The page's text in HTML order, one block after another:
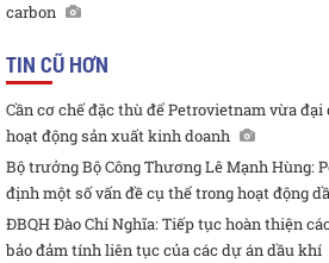
carbon
TIN CŨ HƠN
Cần cơ chế đặc thù để Petrovietnam vừa
hoạt động sản xuất kinh doanh
Bộ trưởng Bộ Công Thương Lê Mạnh Hùng:
định một số vấn đề cụ thể trong hoạt động
ĐBQH Đào Chí Nghĩa: Tiếp tục hoàn thiện
bảo đảm tính liên tục của các dự án dầu khí